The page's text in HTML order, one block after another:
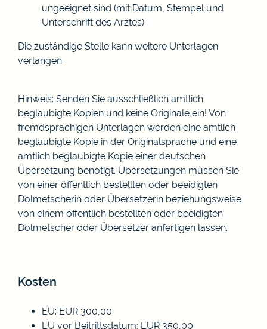
ungeeignet sind (mit Datum, Stempel und
Unterschrift des Arztes)
Die zuständige Stelle kann weitere Unterlagen
verlangen.
Hinweis: Senden Sie ausschließlich amtlich
beglaubigte Kopien und keine Originale ein! Von
fremdsprachigen Unterlagen werden eine amtlich
beglaubigte Kopie in der Originalsprache und eine
amtlich beglaubigte Kopie einer deutschen
Übersetzung benötigt. Übersetzungen müssen Sie
von einer öffentlich bestellten oder beeidigten
Dolmetscherin oder Übersetzerin beziehungsweise
von einem öffentlich bestellten oder beeidigten
Dolmetscher oder Übersetzer anfertigen lassen.
Kosten
EU: EUR 300,00
EU vor Beitrittsdatum: EUR 350,00